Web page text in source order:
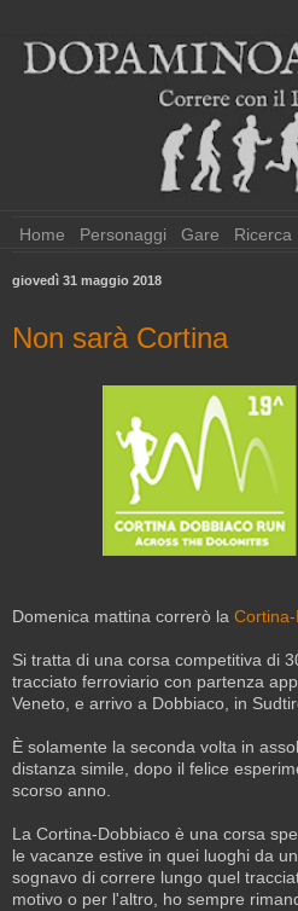
Home Personaggi Gare Ricerca
giovedì 31 maggio 2018
Non sarà Cortina
Domenica mattina correrò la
Si tratta di una corsa competitiva di
tracciato ferroviario con partenza
Veneto, e arrivo a Dobbiaco, in
È solamente la seconda volta in
distanza simile, dopo il felice
scorso anno.
La Cortina-Dobbiaco è una corsa
le vacanze estive in quei luoghi da
sognavo di correre lungo quel
motivo o per l'altro, ho sempre